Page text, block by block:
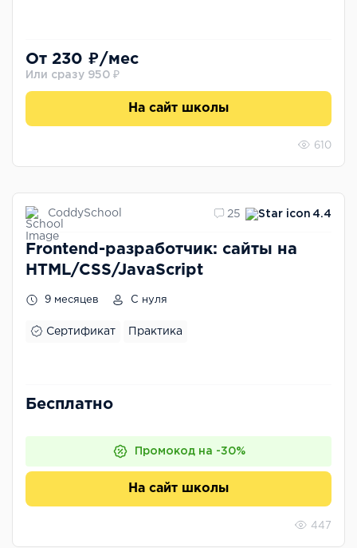
От 230 ₽/мес
Или сразу 950 ₽
На сайт школы
610
CoddySchool 25 4.4
Frontend-разработчик: сайты на
HTML/CSS/JavaScript
9 месяцев С нуля
Сертификат Практика
Бесплатно
Промокод на -30%
На сайт школы
447